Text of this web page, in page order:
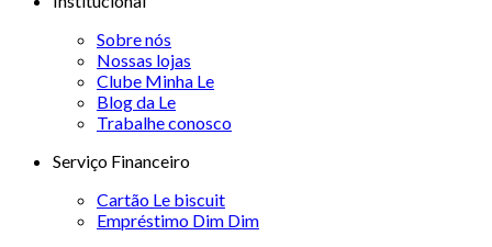
Sobre nós
Nossas lojas
Clube Minha Le
Blog da Le
Trabalhe conosco
Serviço Financeiro
Cartão Le biscuit
Empréstimo Dim Dim